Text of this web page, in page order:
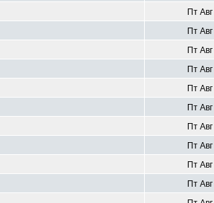
Пт
Пт
Пт
Пт
Пт
Пт
Пт
Пт
Пт
Пт